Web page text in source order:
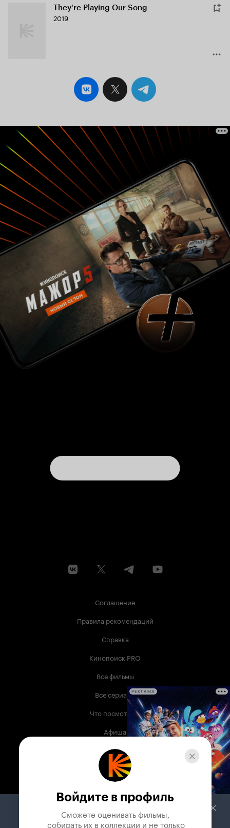
They're Playing Our Song
2019
Соглашение
Правила рекомендаций
Справка
Кинопоиск PRO
Все фильмы
Все сериалы
Что посмотреть
Афиша
Музыка
Телепрограмма
Служба поддержки
РЕКЛАМА
Войдите в профиль
Сможете оценивать фильмы,
собирать их в коллекции и не только